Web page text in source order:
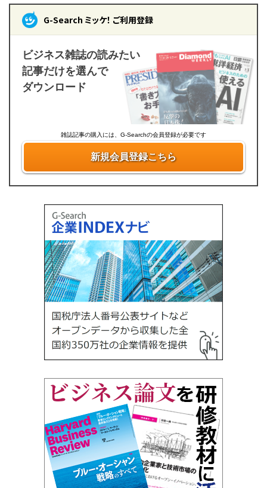
G-Search ミッケ！ ご利用登録
ビジネス雑誌の読みたい
記事だけを選んで
ダウンロード
雑誌記事の購入には、G-Searchの会員登録が必要です
新規会員登録こちら